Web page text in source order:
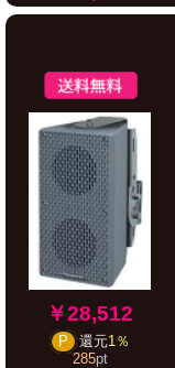
￥28,512
P 還元1％
285pt